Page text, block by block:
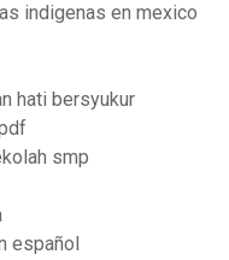
indigenas en mexico
hati bersyukur
smp
español